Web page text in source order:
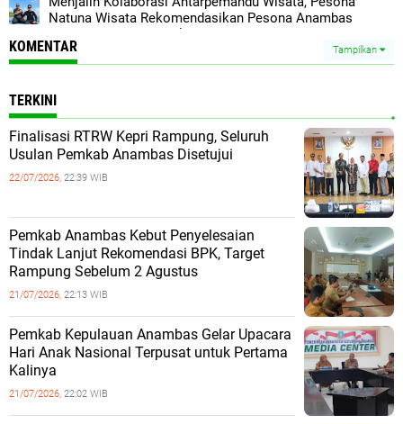
Natuna Wisata Rekomendasikan Pesona Anambas
Layani Wisatawan Malaysia
KOMENTAR Tampilkan
TERKINI
Finalisasi RTRW Kepri Rampung, Seluruh
Usulan Pemkab Anambas Disetujui
22/07/2026, 22:39 WIB
Pemkab Anambas Kebut Penyelesaian
Tindak Lanjut Rekomendasi BPK, Target
Rampung Sebelum 2 Agustus
21/07/2026, 22:13 WIB
Pemkab Kepulauan Anambas Gelar Upacara
Hari Anak Nasional Terpusat untuk Pertama
Kalinya
21/07/2026, 22:02 WIB